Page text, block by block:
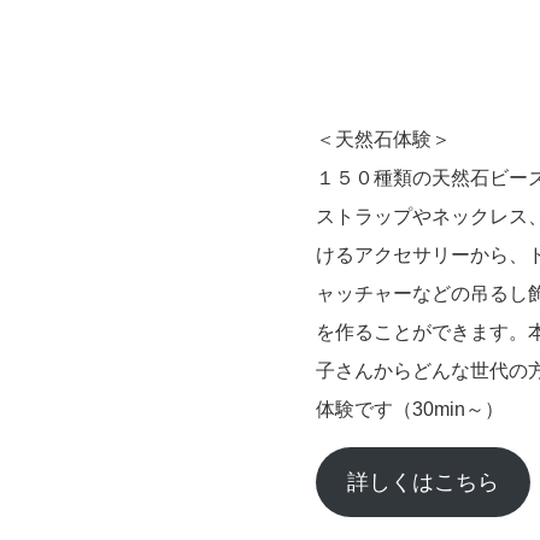
＜天然石体験＞
１５０種類の天然石ビー
ストラップやネックレス
けるアクセサリーから、
ャッチャーなどの吊るし
を作ることができます。
子さんからどんな世代の
体験です（30min～）
詳しくはこちら